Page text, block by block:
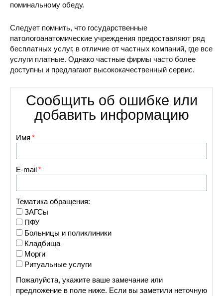
поминальному обеду.
Следует помнить, что государственные
патологоанатомические учреждения предоставляют ряд
бесплатных услуг, в отличие от частных компаний, где все
услуги платные. Однако частные фирмы часто более
доступны и предлагают высококачественный сервис.
Сообщить об ошибке или
добавить информацию
Имя
E-mail
Тематика обращения:
ЗАГСы
ПФУ
Больницы и поликлиники
Кладбища
Морги
Ритуальные услуги
Пожалуйста, укажите ваше замечание или
предложение в поле ниже. Если вы заметили неточную